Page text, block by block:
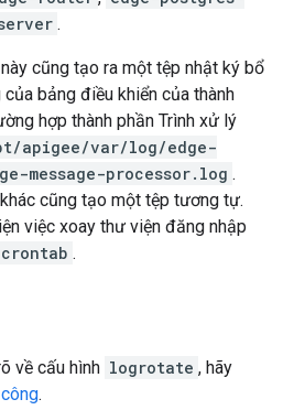
.
này cũng tạo ra một tệp nhật ký bổ
bảng điều khiển của thành
hợp thành phần Trình xử lý
apigee/var/log/edge-
message-processor.log .
khác cũng tạo một tệp tương tự.
việc xoay thư viện đăng nhập
crontab .
về cấu hình logrotate , hãy
.